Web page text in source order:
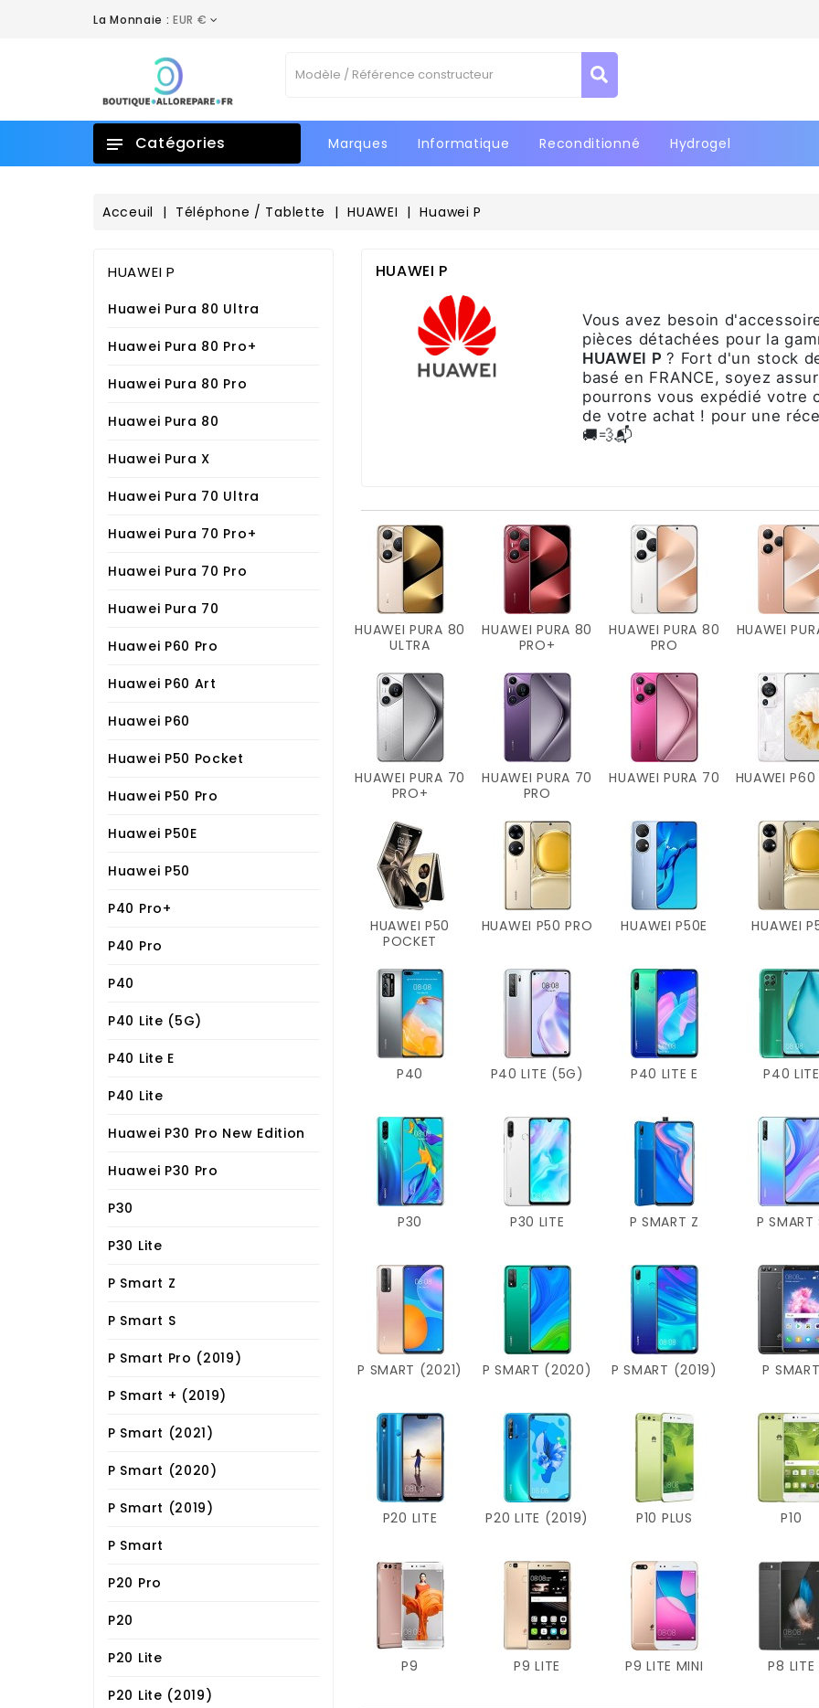
Ajouter à ma liste d'envies
Créer une liste d'envies
((cancelText))
Vous devez être connecté pour ajouter des produits à votre liste
d'envies.
La Monnaie : EUR €
Catégories Marques Informatique Reconditionné Hydrogel
Acceuil Téléphone / Tablette HUAWEI Huawei P
HUAWEI P
Huawei Pura 80 Ultra
Huawei Pura 80 Pro+
Huawei Pura 80 Pro
Huawei Pura 80
Huawei Pura X
Huawei Pura 70 Ultra
Huawei Pura 70 Pro+
Huawei Pura 70 Pro
Huawei Pura 70
Huawei P60 Pro
Huawei P60 Art
Huawei P60
Huawei P50 Pocket
Huawei P50 Pro
Huawei P50E
Huawei P50
P40 Pro+
P40 Pro
P40
P40 Lite (5G)
P40 Lite E
P40 Lite
Huawei P30 Pro New Edition
Huawei P30 Pro
P30
P30 Lite
P Smart Z
P Smart S
P Smart Pro (2019)
P Smart + (2019)
P Smart (2021)
P Smart (2020)
P Smart (2019)
P Smart
P20 Pro
P20
P20 Lite
P20 Lite (2019)
HUAWEI P
Vous avez besoin
pièces détachées pour la
HUAWEI P? Fort d'un stock
basé en FRANCE, soyez
pourrons vous expédié votre
de votre achat ! pour une
🚚💨📬
HUAWEI PURA 80
ULTRA
HUAWEI PURA 80
PRO+
HUAWEI PURA 80
PRO
HUAWEI
HUAWEI PURA 70
PRO+
HUAWEI PURA 70
PRO
HUAWEI PURA 70 HUAWEI P60
HUAWEI P50
POCKET
HUAWEI P50 PRO HUAWEI P50E HUAWEI
P40 P40 LITE (5G) P40 LITE E P40 LITE
P30 P30 LITE P SMART Z P SMART
P SMART (2021) P SMART (2020) P SMART (2019) P SMART
P20 LITE P20 LITE (2019) P10 PLUS P10
P9 P9 LITE P9 LITE MINI P8 LITE